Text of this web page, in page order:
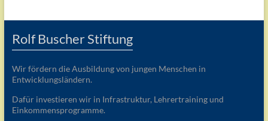
Rolf Buscher Stiftung
Wir fördern die Ausbildung von jungen Menschen in
Entwicklungsländern.
Dafür investieren wir in Infrastruktur, Lehrertraining und
Einkommensprogramme.